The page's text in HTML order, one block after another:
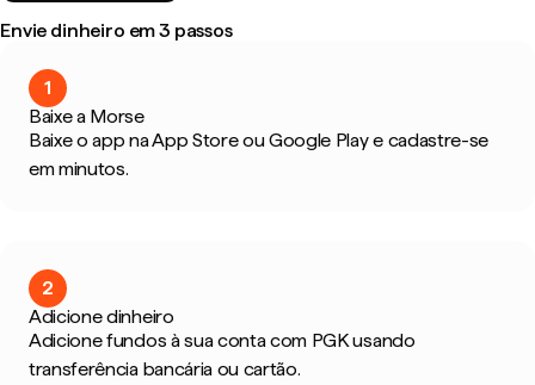
Envie dinheiro em 3 passos
1
Baixe a Morse
Baixe o app na App Store ou Google Play e cadastre-se
em minutos.
2
Adicione dinheiro
Adicione fundos à sua conta com PGK usando
transferência bancária ou cartão.